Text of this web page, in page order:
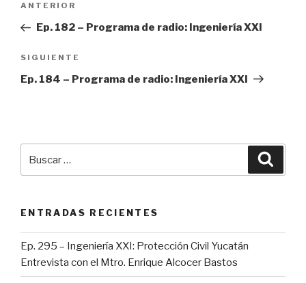
entradas
Entrada
anterior:
ANTERIOR
Ep. 182 – Programa de radio: Ingeniería XXI
Siguiente
entrada
SIGUIENTE
Ep. 184 – Programa de radio: Ingeniería XXI
ENTRADAS RECIENTES
Ep. 295 – Ingeniería XXI: Protección Civil Yucatán
Entrevista con el Mtro. Enrique Alcocer Bastos